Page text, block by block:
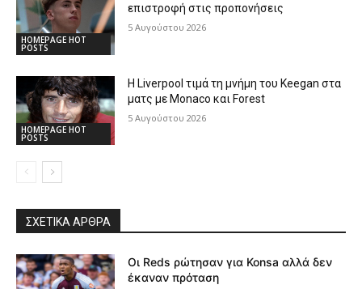
HOMEPAGE HOT
POSTS
επιστροφή στις προπονήσεις
5 Αυγούστου 2026
HOMEPAGE HOT
POSTS
Η Liverpool τιμά τη μνήμη του Keegan στα
ματς με Monaco και Forest
5 Αυγούστου 2026
ΣΧΕΤΙΚΆ ΆΡΘΡΑ
Οι Reds ρώτησαν για Konsa αλλά δεν
έκαναν πρόταση